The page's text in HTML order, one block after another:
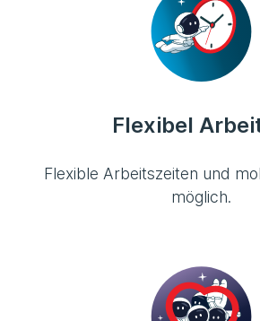
Flexibel
Flexible Arbeitszeiten und
möglich.